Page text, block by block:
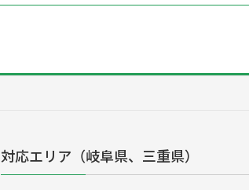
対応エリア（岐阜県、三重県）